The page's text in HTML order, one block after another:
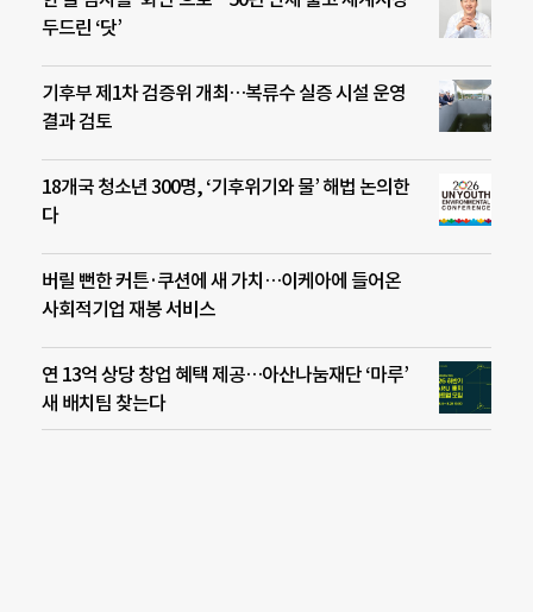
두드린 ‘닷’
기후부 제1차 검증위 개최…복류수 실증 시설 운영
결과 검토
18개국 청소년 300명, ‘기후위기와 물’ 해법 논의한
다
버릴 뻔한 커튼·쿠션에 새 가치…이케아에 들어온
사회적기업 재봉 서비스
연 13억 상당 창업 혜택 제공…아산나눔재단 ‘마루’
새 배치팀 찾는다